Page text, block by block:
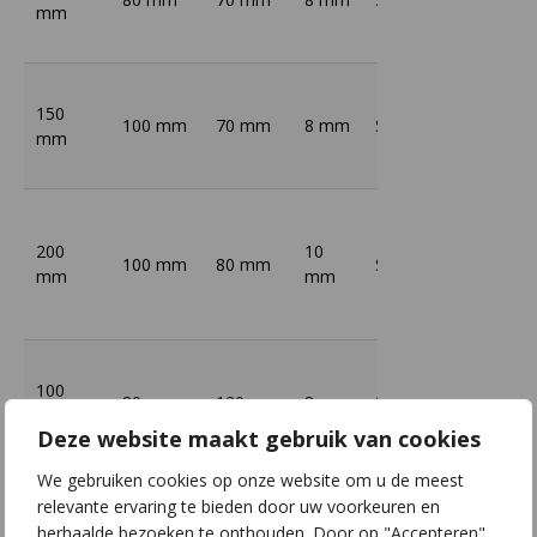
Deze website maakt gebruik van cookies
We gebruiken cookies op onze website om u de meest
relevante ervaring te bieden door uw voorkeuren en
herhaalde bezoeken te onthouden. Door op "Accepteren"
mm
150
mm
100 mm 70 mm 8 mm S235
200
mm
100 mm 80 mm
10
mm
S235
100
80 mm 120 mm 8 mm S235
120 10